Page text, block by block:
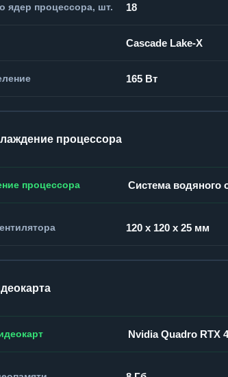
ядер процессора, шт. 18
Cascade Lake-X
165 Вт
процессора
процессора Система водяного
120 x 120 x 25 мм
Nvidia Quadro RTX